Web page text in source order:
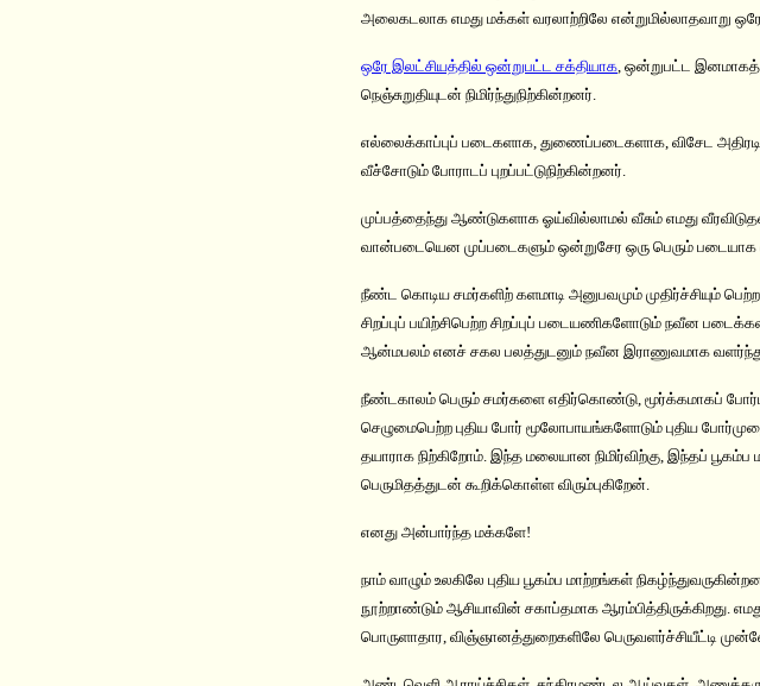
அலைகடலாக எமது மக்கள் வரலாற்றிலே என்றுமில்லாதவாறு
ஒரே இலட்சியத்தில் ஒன்றுபட்ட சக்தியாக, ஒன்றுபட்ட இனமாகத்
நெஞ்சுறுதியுடன் நிமிர்ந்துநிற்கின்றனர்.
எல்லைக்காப்புப் படைகளாக, துணைப்படைகளாக, விசேட
வீச்சோடும் போராடப் புறப்பட்டுநிற்கின்றனர்.
முப்பத்தைந்து ஆண்டுகளாக ஓய்வில்லாமல் வீசும் எமது
வான்படையென முப்படைகளும் ஒன்றுசேர ஒரு பெரும் படையாக
நீண்ட கொடிய சமர்களிற் களமாடி அனுபவமும் முதிர்ச்சியும்
சிறப்புப் பயிற்சிபெற்ற சிறப்புப் படையணிகளோடும் நவீன
ஆன்மபலம் எனச் சகல பலத்துடனும் நவீன இராணுவமாக
நீண்டகாலம் பெரும் சமர்களை எதிர்கொண்டு, மூர்க்கமாகப்
செழுமைபெற்ற புதிய போர் மூலோபாயங்களோடும் புதிய
தயாராக நிற்கிறோம். இந்த மலையான நிமிர்விற்கு, இந்தப்
பெருமிதத்துடன் கூறிக்கொள்ள விரும்புகிறேன்.
எனது அன்பார்ந்த மக்களே!
நாம் வாழும் உலகிலே புதிய பூகம்ப மாற்றங்கள்
நூற்றாண்டும் ஆசியாவின் சகாப்தமாக ஆரம்பித்திருக்கிறது.
பொருளாதார, விஞ்ஞானத்துறைகளிலே பெருவளர்ச்சியீட்டி